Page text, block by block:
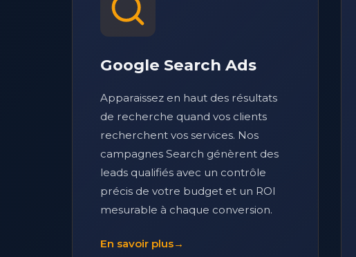
Google Search Ads
Apparaissez en haut des résultats
de recherche quand vos clients
recherchent vos services. Nos
campagnes Search génèrent des
leads qualifiés avec un contrôle
précis de votre budget et un ROI
mesurable à chaque conversion.
En savoir plus→